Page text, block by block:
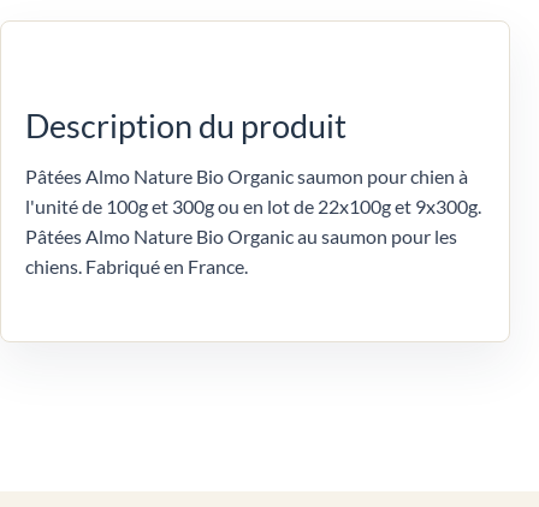
Description du produit
Pâtées Almo Nature Bio Organic saumon pour chien à
l'unité de 100g et 300g ou en lot de 22x100g et 9x300g.
Pâtées Almo Nature Bio Organic au saumon pour les
chiens. Fabriqué en France.